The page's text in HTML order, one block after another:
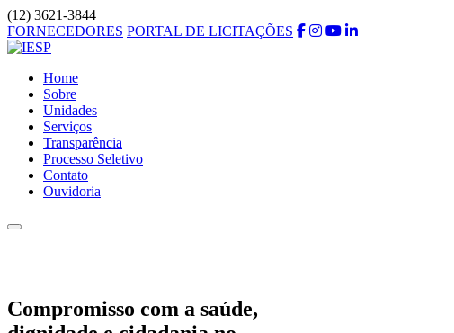
(12) 3621-3844
FORNECEDORES PORTAL DE LICITAÇÕES
Home
Sobre
Unidades
Serviços
Transparência
Processo Seletivo
Contato
Ouvidoria
Compromisso com a saúde,